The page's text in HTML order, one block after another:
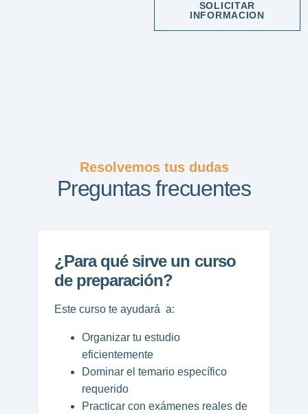
SOLICITAR
INFORMACION
Resolvemos tus dudas
Preguntas frecuentes
¿Para qué sirve un curso
de preparación?
Este curso te ayudará a:
Organizar tu estudio
eficientemente
Dominar el temario específico
requerido
Practicar con exámenes reales de